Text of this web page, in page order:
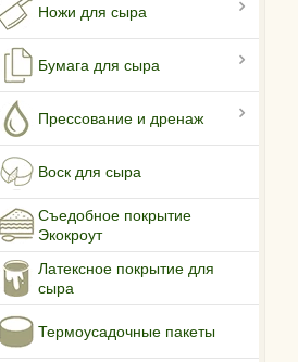
Ножи для сыра
Бумага для сыра
Прессование и дренаж
Воск для сыра
Съедобное покрытие
Экокроут
Латексное покрытие для
сыра
Термоусадочные пакеты